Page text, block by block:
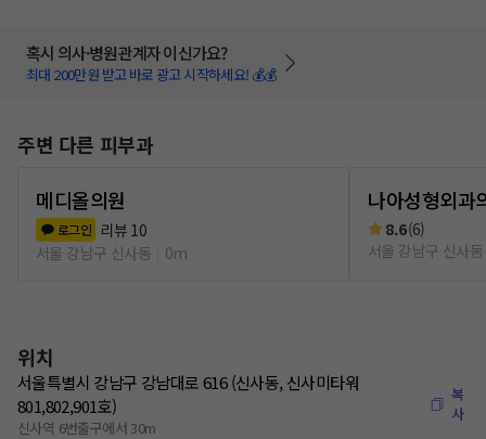
혹시 의사·병원관계자 이신가요?
최대 200만원 받고 바로 광고 시작하세요! 💰💰
주변 다른 피부과
메디올의원
로그인 리뷰 10
서울 강남구 신사동
0m
나아성형외과
8.6(6)
서울 강남구 신사동
위치
서울특별시 강남구 강남대로 616 (신사동, 신사미타워
801,802,901호)
신사역 6번출구에서 30m
복
사